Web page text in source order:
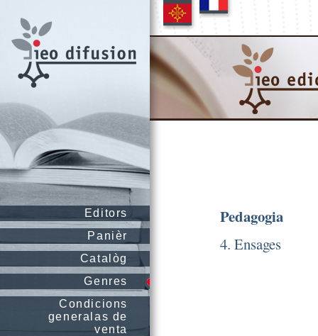
Editors
Panièr
Catalòg
Genres
Condicions
generalas de
venta
Pedagogia
4. Ensages